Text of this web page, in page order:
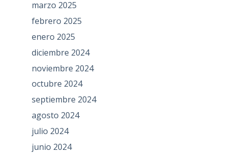
marzo 2025
febrero 2025
enero 2025
diciembre 2024
noviembre 2024
octubre 2024
septiembre 2024
agosto 2024
julio 2024
junio 2024